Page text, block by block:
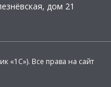
дом 21
«1С»). Все права на сайт